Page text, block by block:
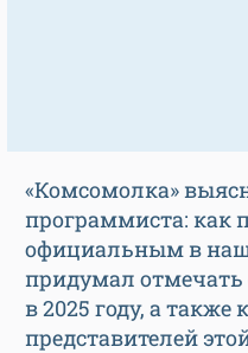
«Комсомолка»
программиста: как
официальным в
придумал отмечать
в 2025 году, а также
представителей